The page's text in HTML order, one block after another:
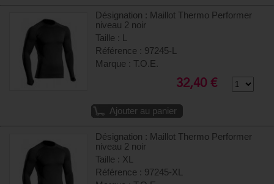
Désignation : Maillot Thermo Performer
niveau 2 noir
Taille : L
Référence : 97245-L
Marque : T.O.E.
32,40 €
Ajouter au panier
Désignation : Maillot Thermo Performer
niveau 2 noir
Taille : XL
Référence : 97245-XL